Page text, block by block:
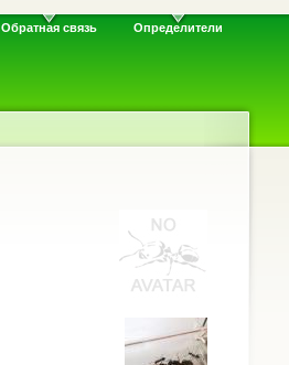
Обратная связь Определители